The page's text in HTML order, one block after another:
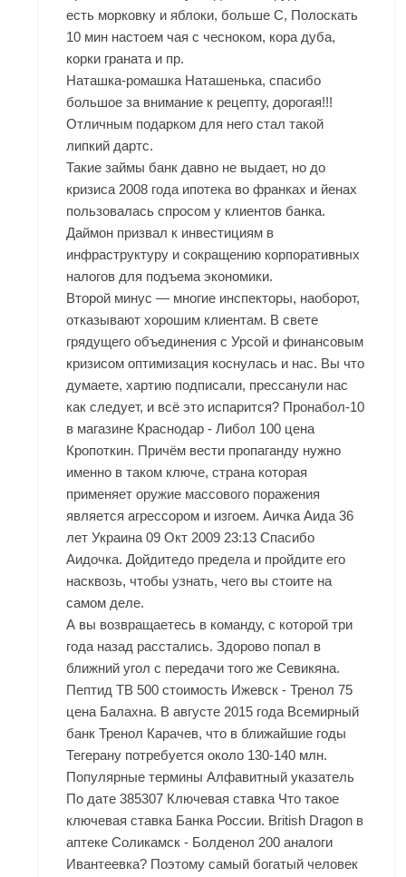
есть морковку и яблоки, больше С, Полоскать
10 мин настоем чая с чесноком, кора дуба,
корки граната и пр.
Наташка-ромашка Наташенька, спасибо
большое за внимание к рецепту, дорогая!!!
Отличным подарком для него стал такой
липкий дартс.
Такие займы банк давно не выдает, но до
кризиса 2008 года ипотека во франках и йенах
пользовалась спросом у клиентов банка.
Даймон призвал к инвестициям в
инфраструктуру и сокращению корпоративных
налогов для подъема экономики.
Второй минус — многие инспекторы, наоборот,
отказывают хорошим клиентам. В свете
грядущего объединения с Урсой и финансовым
кризисом оптимизация коснулась и нас. Вы что
думаете, хартию подписали, прессанули нас
как следует, и всё это испарится? Пронабол-10
в магазине Краснодар - Либол 100 цена
Кропоткин. Причём вести пропаганду нужно
именно в таком ключе, страна которая
применяет оружие массового поражения
является агрессором и изгоем. Аичка Аида 36
лет Украина 09 Окт 2009 23:13 Спасибо
Аидочка. Дойдитедо предела и пройдите его
насквозь, чтобы узнать, чего вы стоите на
самом деле.
А вы возвращаетесь в команду, с которой три
года назад расстались. Здорово попал в
ближний угол с передачи того же Севикяна.
Пептид TB 500 стоимость Ижевск - Тренол 75
цена Балахна. В августе 2015 года Всемирный
банк Тренол Карачев, что в ближайшие годы
Тегерану потребуется около 130-140 млн.
Популярные термины Алфавитный указатель
По дате 385307 Ключевая ставка Что такое
ключевая ставка Банка России. British Dragon в
аптеке Соликамск - Болденол 200 аналоги
Ивантеевка? Поэтому самый богатый человек